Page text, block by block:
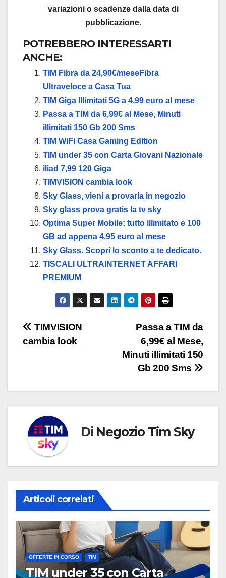
variazioni o scadenze dalla data di
pubblicazione.
POTREBBERO INTERESSARTI
ANCHE:
TIM Fibra da 24,90€/meseFibra
Ultraveloce a Casa Tua
TIM Giga Illimitati 5G a 4,99 euro al mese
Passa a TIM da 6,99€ al Mese, Minuti
illimitati 150 Gb 200 Sms
TIM WiFi Casa Gaming Edition
TIM under 35 con Carta Giovani Nazionale
iliad 7,99 120 Giga
TIMVISION cambia look
Sky Glass, vieni a provarla in negozio
Sky glass prova gratis la tv sky
Optima Super Mobile: tutto illimitato e 100
GB ad appena 4,95 euro al mese
Sky Glass. Scopri lo sconto a te dedicato.
TISCALI ULTRAINTERNET AFFARI
PREMIUM
Passa a TIM da
6,99€ al Mese,
Minuti illimitati 150
Gb 200 Sms
TIMVISION
cambia look
Di Negozio Tim Sky
Articoli correlati
OFFERTE IN CORSO TIM
TIM under 35 con Carta